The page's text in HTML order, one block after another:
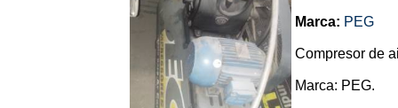
Marca: PEG
Compresor de
Marca: PEG.